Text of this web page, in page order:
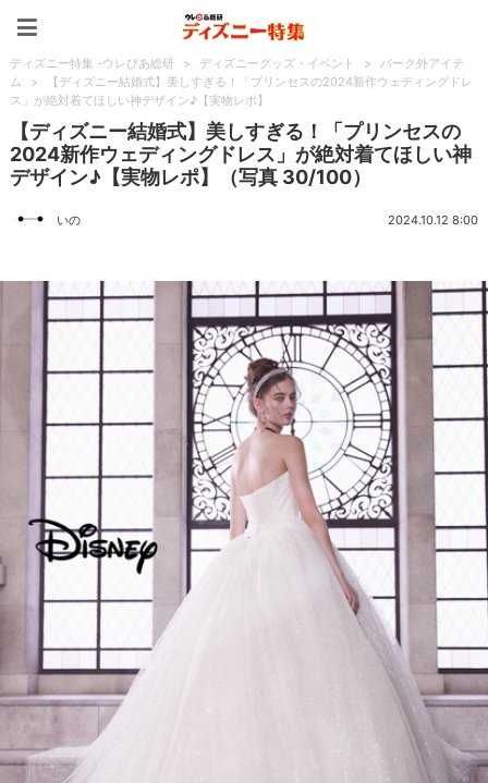
ディズニー特集 -ウレぴあ総研 > ディズニーグッズ・イベント >
パーク外アイテ
ム
>
【ディズニー結婚式】美しすぎる！「プリンセスの2024新作ウェディングドレ
ス」が絶対着てほしい神デザイン♪【実物レポ】
【ディズニー結婚式】美しすぎる！「プリンセスの
2024新作ウェディングドレス」が絶対着てほしい神
デザイン♪【実物レポ】（写真 30/100）
いの 2024.10.12 8:00